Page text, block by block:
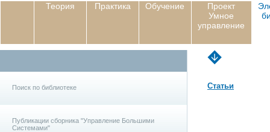
Теория Практика Обучение
Проект
Умное
управление
Поиск по библиотеке
Публикации сборника "Управление Большими
Системами"
Статьи